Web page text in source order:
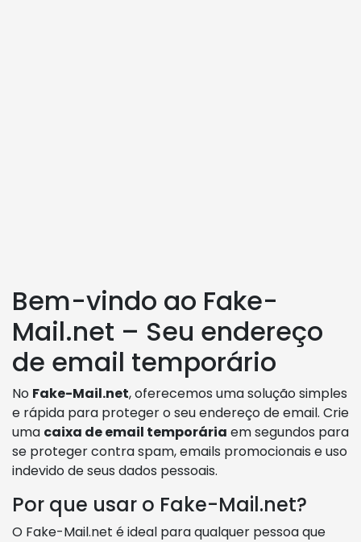
Bem-vindo ao Fake-
Mail.net – Seu endereço
de email temporário
No Fake-Mail.net, oferecemos uma solução simples
e rápida para proteger o seu endereço de email. Crie
uma caixa de email temporária em segundos para
se proteger contra spam, emails promocionais e uso
indevido de seus dados pessoais.
Por que usar o Fake-Mail.net?
O Fake-Mail.net é ideal para qualquer pessoa que